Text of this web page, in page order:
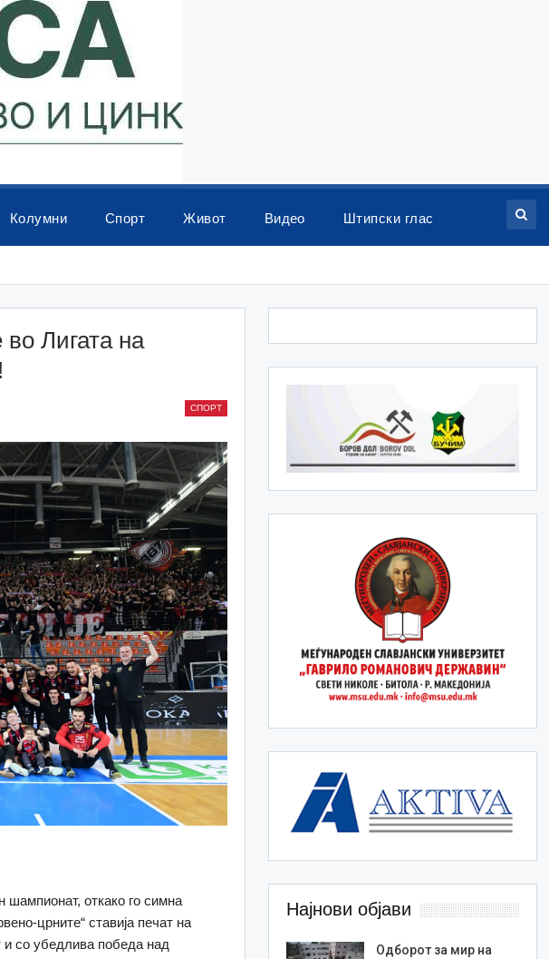
Колумни Спорт Живот Видео Штипски глас
Лигата на
СПОРТ
шампионат, откако го симна
црните“ ставија печат на
и со убедлива победа над
Најнови објави
Одборот за мир на